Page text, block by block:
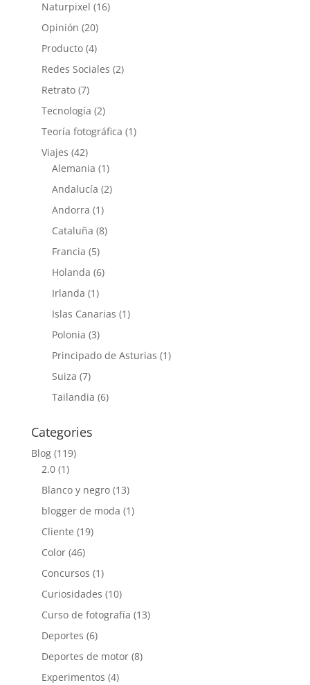
Naturpixel (16)
Opinión (20)
Producto(4)
Redes Sociales (2)
Retrato(7)
Tecnología (2)
Teoría fotográfica (1)
Viajes (42)
Alemania (1)
Andalucía (2)
Andorra (1)
Cataluña (8)
Francia (5)
Holanda (6)
Irlanda (1)
Islas Canarias (1)
Polonia (3)
Principado de Asturias (1)
Suiza (7)
Tailandia (6)
Categories
Blog(119)
2.0(1)
Blanco y negro(13)
blogger de moda (1)
Cliente (19)
Color(46)
Concursos (1)
Curiosidades (10)
Curso de fotografía (13)
Deportes (6)
Deportes de motor(8)
Experimentos (4)